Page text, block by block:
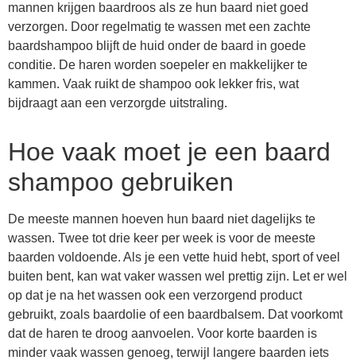
mannen krijgen baardroos als ze hun baard niet goed
verzorgen. Door regelmatig te wassen met een zachte
baardshampoo blijft de huid onder de baard in goede
conditie. De haren worden soepeler en makkelijker te
kammen. Vaak ruikt de shampoo ook lekker fris, wat
bijdraagt aan een verzorgde uitstraling.
Hoe vaak moet je een baard
shampoo gebruiken
De meeste mannen hoeven hun baard niet dagelijks te
wassen. Twee tot drie keer per week is voor de meeste
baarden voldoende. Als je een vette huid hebt, sport of veel
buiten bent, kan wat vaker wassen wel prettig zijn. Let er wel
op dat je na het wassen ook een verzorgend product
gebruikt, zoals baardolie of een baardbalsem. Dat voorkomt
dat de haren te droog aanvoelen. Voor korte baarden is
minder vaak wassen genoeg, terwijl langere baarden iets